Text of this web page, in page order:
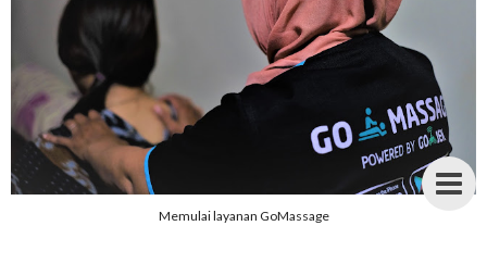
Memulai layanan GoMassage